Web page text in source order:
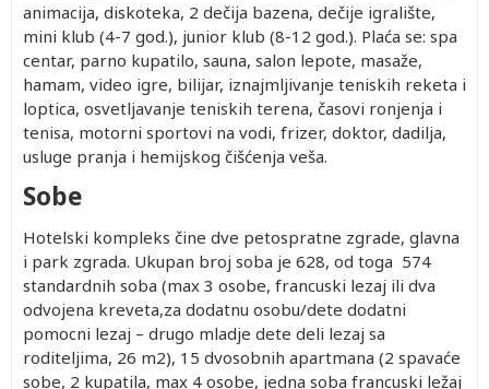
animacija, diskoteka, 2 dečija bazena, dečije igralište,
mini klub (4-7 god.), junior klub (8-12 god.). Plaća se: spa
centar, parno kupatilo, sauna, salon lepote, masaže,
hamam, video igre, bilijar, iznajmljivanje teniskih reketa i
loptica, osvetljavanje teniskih terena, časovi ronjenja i
tenisa, motorni sportovi na vodi, frizer, doktor, dadilja,
usluge pranja i hemijskog čišćenja veša.
Sobe
Hotelski kompleks čine dve petospratne zgrade, glavna
i park zgrada. Ukupan broj soba je 628, od toga 574
standardnih soba (max 3 osobe, francuski lezaj ili dva
odvojena kreveta,za dodatnu osobu/dete dodatni
pomocni lezaj – drugo mladje dete deli lezaj sa
roditeljima, 26 m2), 15 dvosobnih apartmana (2 spavaće
sobe, 2 kupatila, max 4 osobe, jedna soba francuski ležaj